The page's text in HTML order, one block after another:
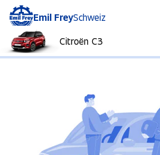
Emil FreySchweiz
Citroën C3